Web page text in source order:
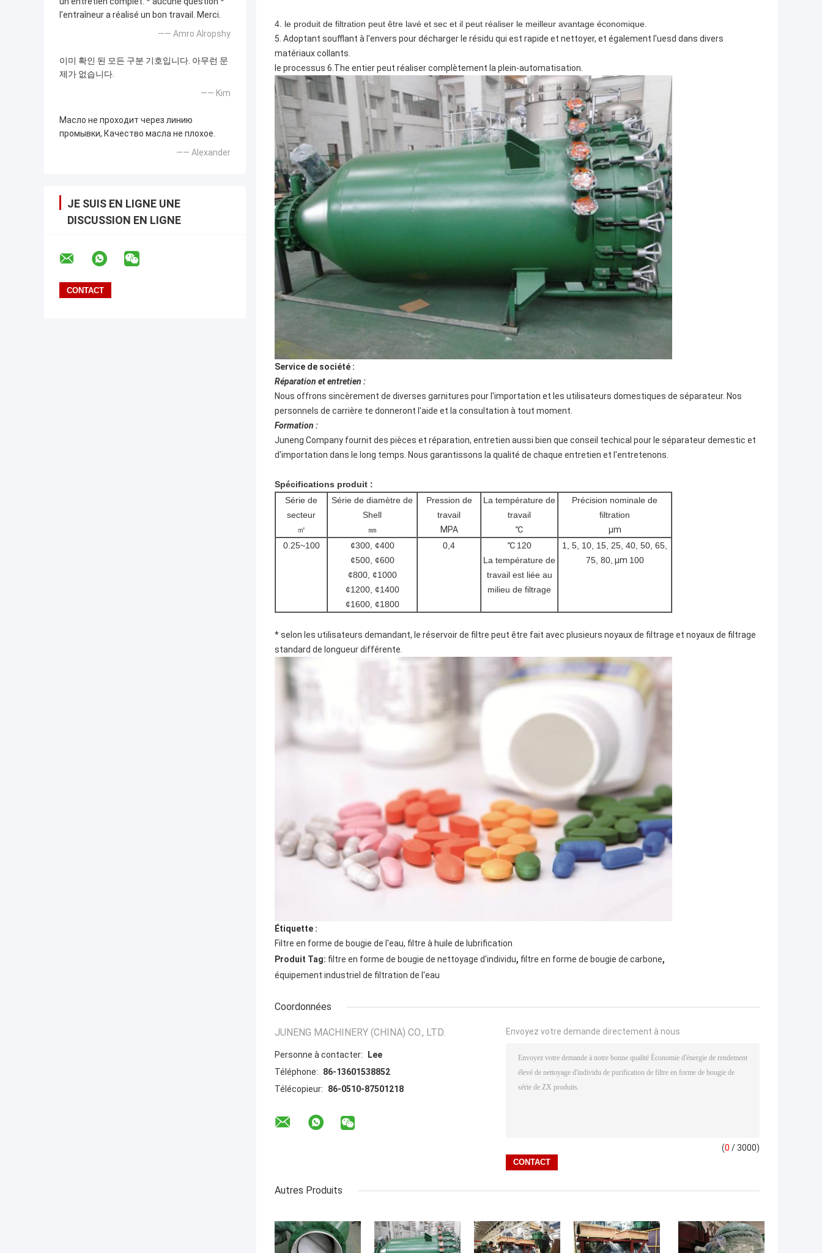
l'entraîneur a réalisé un bon travail. Merci.
—— Amro Alropshy
이미 확인 된 모든 구분 기호입니다. 아무런 문
제가 없습니다.
—— Kim
Масло не проходит через линию
промывки, Качество масла не плохое.
—— Alexander
JE SUIS EN LIGNE UNE
DISCUSSION EN LIGNE
4. le produit de filtration peut être lavé et sec et il peut réaliser le meilleur avantage économique.
5. Adoptant soufflant à l'envers pour décharger le résidu qui est rapide et nettoyer, et également l'uesd dans divers
matériaux collants.
le processus 6.The entier peut réaliser complètement la plein-automatisation.
Service de société :
Réparation et entretien :
Nous offrons sincèrement de diverses garnitures pour l'importation et les utilisateurs domestiques de séparateur. Nos
personnels de carrière te donneront l'aide et la consultation à tout moment.
Formation :
Juneng Company fournit des pièces et réparation, entretien aussi bien que conseil techical pour le séparateur demestic et
d'importation dans le long temps. Nous garantissons la qualité de chaque entretien et l'entretenons.
Spécifications produit :
Série de
secteur
㎡
Série de diamètre de
Shell
㎜
Pression de
travail
MPA
La température de
travail
℃
Précision nominale de
filtration
μm
0.25~100
¢300, ¢400
¢500, ¢600
¢800, ¢1000
¢1200, ¢1400
¢1600, ¢1800
0,4 ℃ 120
La température de
travail est liée au
milieu de filtrage
1, 5, 10, 15, 25, 40, 50, 65,
75, 80, μm 100
* selon les utilisateurs demandant, le réservoir de filtre peut être fait avec plusieurs noyaux de filtrage et noyaux de filtrage
standard de longueur différente.
Étiquette :
Filtre en forme de bougie de l'eau, filtre à huile de lubrification
Produit Tag: filtre en forme de bougie de nettoyage d'individu, filtre en forme de bougie de carbone,
équipement industriel de filtration de l'eau
Coordonnées
JUNENG MACHINERY (CHINA) CO., LTD.
Personne à contacter:
Lee
Téléphone:
86-13601538852
Télécopieur:
86-0510-87501218
Envoyez votre demande directement à nous
(0 / 3000)
Autres Produits